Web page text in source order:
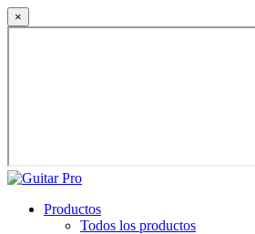
×
Productos
Todos los productos